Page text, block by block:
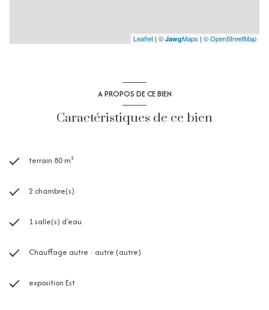
Leaflet | © JawgMaps | © OpenStreetMap
A PROPOS DE CE BIEN
Caractéristiques de ce bien
terrain 80 m²
2 chambre(s)
1 salle(s) d'eau
Chauffage autre : autre (autre)
exposition Est